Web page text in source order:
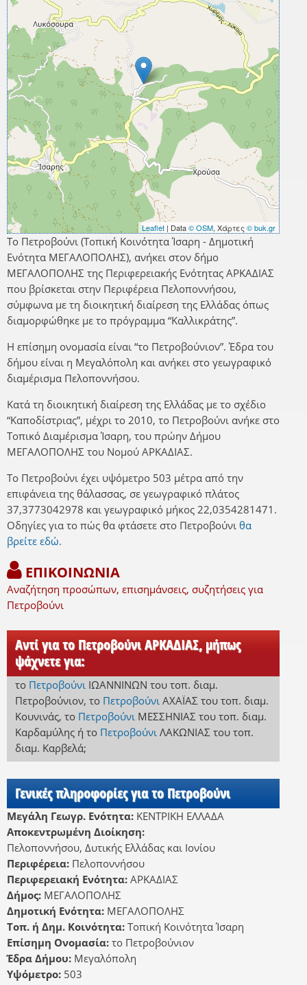
Leaflet | Data© OSM, Χάρτες © buk.gr
Το Πετροβούνι (Τοπική Κοινότητα Ίσαρη - Δημοτική
Ενότητα ΜΕΓΑΛΟΠΟΛΗΣ), ανήκει στον δήμο
ΜΕΓΑΛΟΠΟΛΗΣ της Περιφερειακής Ενότητας ΑΡΚΑΔΙΑΣ
που βρίσκεται στην Περιφέρεια Πελοποννήσου,
σύμφωνα με τη διοικητική διαίρεση της Ελλάδας όπως
διαμορφώθηκε με το πρόγραμμα “Καλλικράτης”.
Η επίσημη ονομασία είναι “το Πετροβούνιον”. Έδρα του
δήμου είναι η Μεγαλόπολη και ανήκει στο γεωγραφικό
διαμέρισμα Πελοποννήσου.
Κατά τη διοικητική διαίρεση της Ελλάδας με το σχέδιο
“Καποδίστριας”, μέχρι το 2010, το Πετροβούνι ανήκε στο
Τοπικό Διαμέρισμα Ίσαρη, του πρώην Δήμου
ΜΕΓΑΛΟΠΟΛΗΣ του Νομού ΑΡΚΑΔΙΑΣ.
Το Πετροβούνι έχει υψόμετρο 503 μέτρα από την
επιφάνεια της θάλασσας, σε γεωγραφικό πλάτος
37,3773042978 και γεωγραφικό μήκος 22,0354281471.
Οδηγίες για το πώς θα φτάσετε στο Πετροβούνι θα
βρείτε εδώ.
ΕΠΙΚΟΙΝΩΝΙΑ
Αναζήτηση προσώπων, επισημάνσεις, συζητήσεις για
Πετροβούνι
Αντί για το Πετροβούνι ΑΡΚΑΔΙΑΣ, μήπως
ψάχνετε για:
το Πετροβούνι ΙΩΑΝΝΙΝΩΝ του τοπ. διαμ.
Πετροβούνιον, το Πετροβούνι ΑΧΑΪΑΣ του τοπ. διαμ.
Κουνινάς, το Πετροβούνι ΜΕΣΣΗΝΙΑΣ του τοπ. διαμ.
Καρδαμύληςή το Πετροβούνι ΛΑΚΩΝΙΑΣ του τοπ.
διαμ. Καρβελά;
Γενικές πληροφορίες για το Πετροβούνι
Μεγάλη Γεωγρ. Ενότητα: ΚΕΝΤΡΙΚΗ ΕΛΛΑΔΑ
Αποκεντρωμένη Διοίκηση:
Πελοποννήσου, Δυτικής Ελλάδας και Ιονίου
Περιφέρεια: Πελοποννήσου
Περιφερειακή Ενότητα: ΑΡΚΑΔΙΑΣ
Δήμος: ΜΕΓΑΛΟΠΟΛΗΣ
Δημοτική Ενότητα: ΜΕΓΑΛΟΠΟΛΗΣ
Τοπ. ή Δημ. Κοινότητα: Τοπική Κοινότητα Ίσαρη
Επίσημη Ονομασία: το Πετροβούνιον
Έδρα Δήμου: Μεγαλόπολη
Υψόμετρο: 503